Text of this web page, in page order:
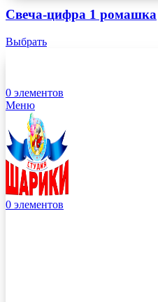
0 элементов
Меню
0 элементов
Свеча-цифра 1 ромашка
Выбрать